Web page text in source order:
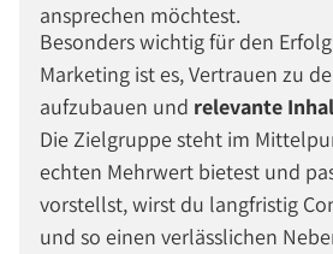
ansprechen möchtest.
Besonders wichtig für den
Marketing ist es, Vertrauen zu
aufzubauen und relevante
Die Zielgruppe steht im
echten Mehrwert bietest und
vorstellst, wirst du langfristig
und so einen verlässlichen